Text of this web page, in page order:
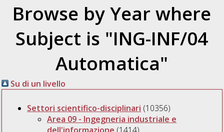
Browse by Year where
Subject is "ING-INF/04
Automatica"
Su di un livello
Settori scientifico-disciplinari (10356)
Area 09 - Ingegneria industriale e